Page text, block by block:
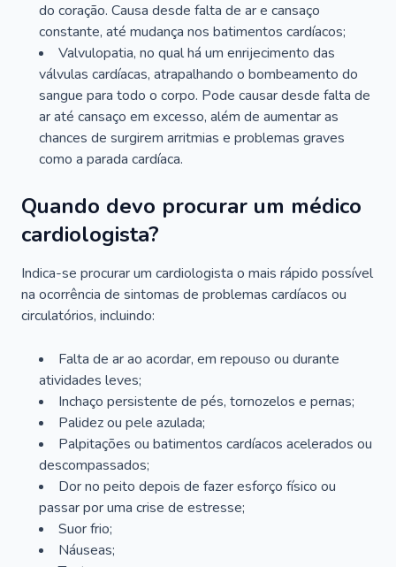
do coração. Causa desde falta de ar e cansaço
constante, até mudança nos batimentos cardíacos;
Valvulopatia, no qual há um enrijecimento das
válvulas cardíacas, atrapalhando o bombeamento do
sangue para todo o corpo. Pode causar desde falta de
ar até cansaço em excesso, além de aumentar as
chances de surgirem arritmias e problemas graves
como a parada cardíaca.
Quando devo procurar um médico
cardiologista?
Indica-se procurar um cardiologista o mais rápido possível
na ocorrência de sintomas de problemas cardíacos ou
circulatórios, incluindo:
Falta de ar ao acordar, em repouso ou durante
atividades leves;
Inchaço persistente de pés, tornozelos e pernas;
Palidez ou pele azulada;
Palpitações ou batimentos cardíacos acelerados ou
descompassados;
Dor no peito depois de fazer esforço físico ou
passar por uma crise de estresse;
Suor frio;
Náuseas;